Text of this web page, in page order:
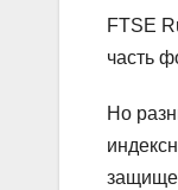
FTSE
часть
Но